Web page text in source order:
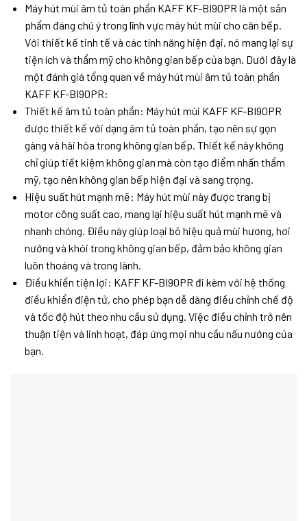
Máy hút mùi âm tủ toàn phần KAFF KF-BI90PR là một sản
phẩm đáng chú ý trong lĩnh vực máy hút mùi cho căn bếp.
Với thiết kế tinh tế và các tính năng hiện đại, nó mang lại sự
tiện ích và thẩm mỹ cho không gian bếp của bạn. Dưới đây là
một đánh giá tổng quan về máy hút mùi âm tủ toàn phần
KAFF KF-BI90PR:
Thiết kế âm tủ toàn phần: Máy hút mùi KAFF KF-BI90PR
được thiết kế với dạng âm tủ toàn phần, tạo nên sự gọn
gàng và hài hòa trong không gian bếp. Thiết kế này không
chỉ giúp tiết kiệm không gian mà còn tạo điểm nhấn thẩm
mỹ, tạo nên không gian bếp hiện đại và sang trọng.
Hiệu suất hút mạnh mẽ: Máy hút mùi này được trang bị
motor công suất cao, mang lại hiệu suất hút mạnh mẽ và
nhanh chóng. Điều này giúp loại bỏ hiệu quả mùi hương, hơi
nướng và khói trong không gian bếp, đảm bảo không gian
luôn thoáng và trong lành.
Điều khiển tiện lợi: KAFF KF-BI90PR đi kèm với hệ thống
điều khiển điện tử, cho phép bạn dễ dàng điều chỉnh chế độ
và tốc độ hút theo nhu cầu sử dụng. Việc điều chỉnh trở nên
thuận tiện và linh hoạt, đáp ứng mọi nhu cầu nấu nướng của
bạn.